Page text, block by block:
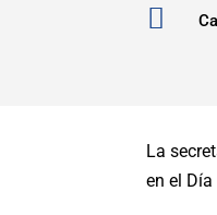

La
en el